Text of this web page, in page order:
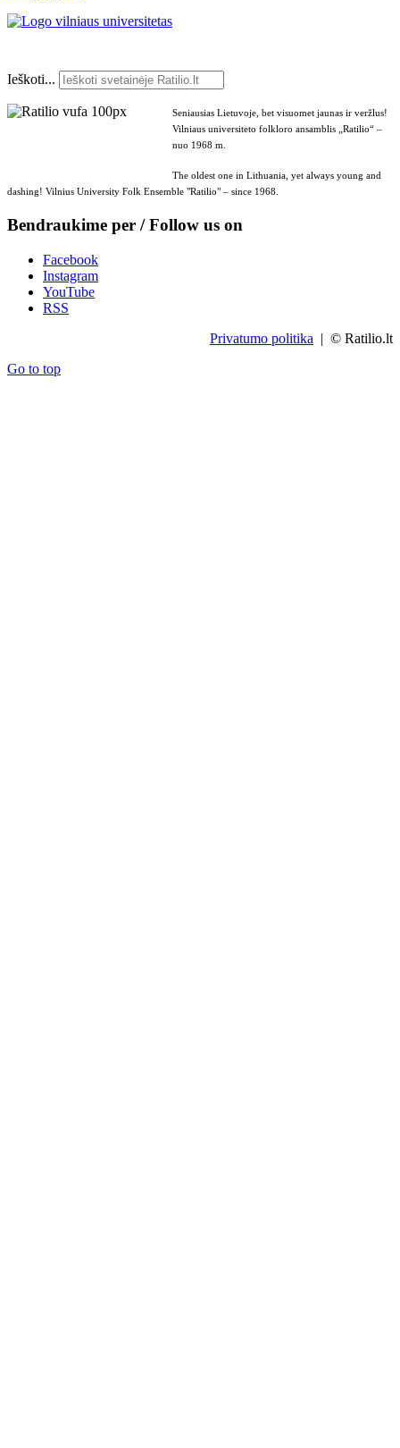
Ieškoti...
Seniausias Lietuvoje, bet visuomet jaunas ir veržlus!
Vilniaus universiteto folkloro ansamblis „Ratilio“ –
nuo 1968 m.
The oldest one in Lithuania, yet always young and
dashing! Vilnius University Folk Ensemble "Ratilio" – since 1968.
Bendraukime per / Follow us on
Facebook
Instagram
YouTube
RSS
Privatumo politika | © Ratilio.lt
Go to top